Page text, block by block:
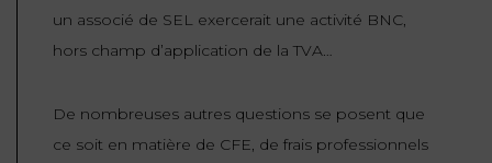
un associé de SEL exercerait une activité BNC,
hors champ d’application de la TVA…
De nombreuses autres questions se posent que
ce soit en matière de CFE, de frais professionnels